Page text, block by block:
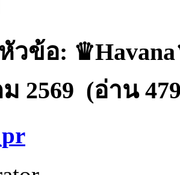
วข้อ:
2569 (อ่าน